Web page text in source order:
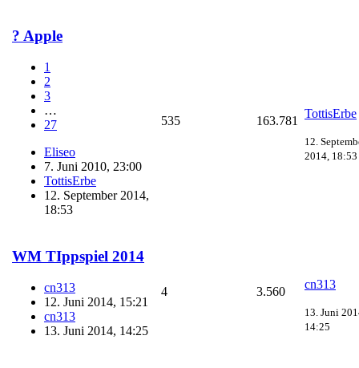
? Apple
1
2
3
…
27
Eliseo
7. Juni 2010, 23:00
TottisErbe
12. September 2014,
18:53
535 163.781
TottisErbe
12.
2014, 18:53
WM TIppspiel 2014
cn313
12. Juni 2014, 15:21
cn313
13. Juni 2014, 14:25
4 3.560
cn313
13. Juni
14:25